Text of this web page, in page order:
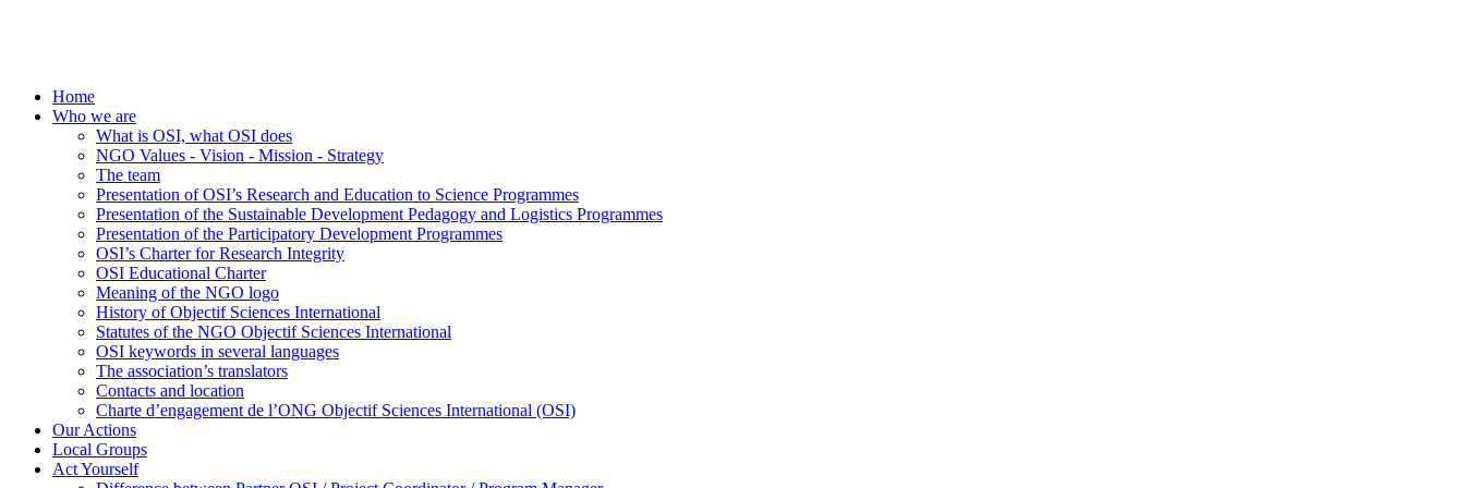
Home
Who we are
What is OSI, what OSI does
NGO Values - Vision - Mission - Strategy
The team
Presentation of OSI’s Research and Education to Science Programmes
Presentation of the Sustainable Development Pedagogy and Logistics Programmes
Presentation of the Participatory Development Programmes
OSI’s Charter for Research Integrity
OSI Educational Charter
Meaning of the NGO logo
History of Objectif Sciences International
Statutes of the NGO Objectif Sciences International
OSI keywords in several languages
The association’s translators
Contacts and location
Charte d’engagement de l’ONG Objectif Sciences International (OSI)
Our Actions
Local Groups
Act Yourself